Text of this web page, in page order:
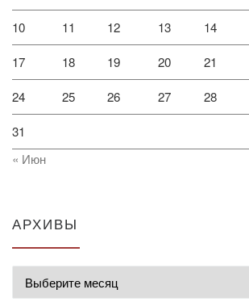
10 11 12 13 14
17 18 19 20 21
24 25 26 27 28
31
« Июн
АРХИВЫ